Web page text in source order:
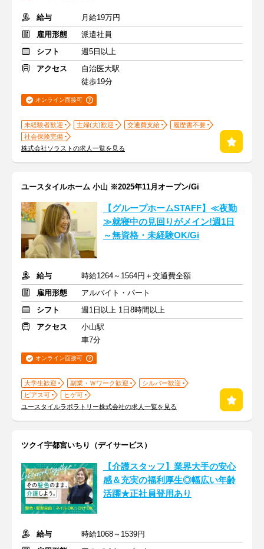
給与
月給19万円
雇用形態
派遣社員
シフト
週5日以上
アクセス
自治医大駅
徒歩19分
オンライン面接可
未経験者歓迎 主婦(夫)歓迎 交通費支給
履歴書不要
社会保険完備
株式会社ソラストの求人一覧を見る
ユースタイルホーム 小山 ※2025年11月オープン/Gi
【グループホームSTAFF】≪夜勤
≫就寝中の見回りがメイン!週1日
～無資格・未経験OK/Gi
給与
時給1264～1564円＋交通費全額
雇用形態
アルバイト・パート
シフト
週1日以上 1日8時間以上
アクセス
小山駅
車7分
オンライン面接可
大学生歓迎 副業・Ｗワーク歓迎
シルバー歓迎
ピアス可
ヒゲ可
ユースタイルラボラトリー株式会社の求人一覧を見る
ツクイ宇都宮いちり（デイサービス）
【介護スタッフ】業界大手の安心
感＆充実の福利厚生◎幅広い年齢
活躍★正社員登用あり
給与
時給1068～1539円